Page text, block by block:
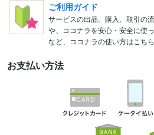
ご利用ガイド
サービスの出品、購入、取引の
や、ココナラを安心・安全に使
など、ココナラの使い方はこちら
お支払い方法